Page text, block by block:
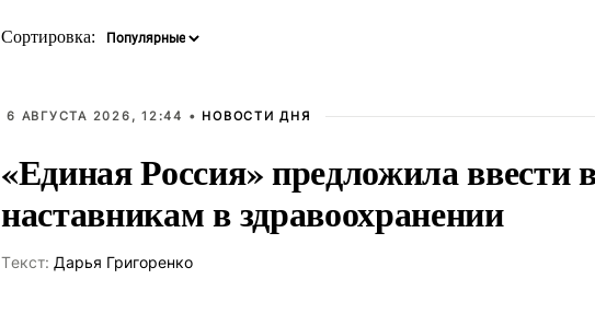
Сортировка:
6 АВГУСТА 2026, 12:44 • НОВОСТИ ДНЯ
«Единая Россия» предложила
наставникам в здравоохранении
Tекст: Дарья Григоренко